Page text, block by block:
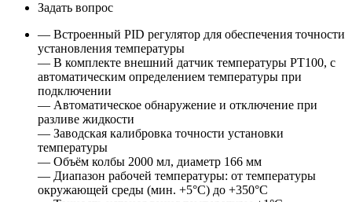
Задать вопрос
— Встроенный PID регулятор для обеспечения точности
установления температуры
— В комплекте внешний датчик температуры PT100, с
автоматическим определением температуры при
подключении
— Автоматическое обнаружение и отключение при
разливе жидкости
— Заводская калибровка точности установки
температуры
— Объём колбы 2000 мл, диаметр 166 мм
— Диапазон рабочей температуры: от температуры
окружающей среды (мин. +5°С) до +350°С